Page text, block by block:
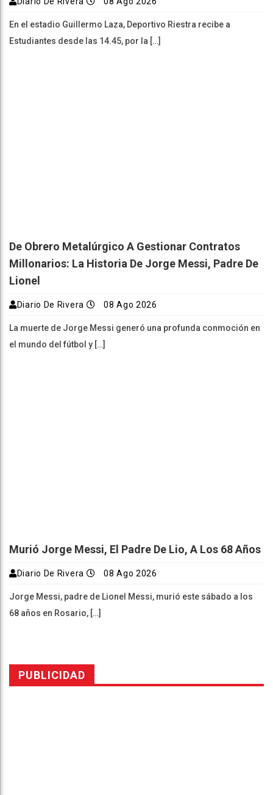
En el estadio Guillermo Laza, Deportivo Riestra recibe a
Estudiantes desde las 14.45, por la […]
De Obrero Metalúrgico A Gestionar Contratos
Millonarios: La Historia De Jorge Messi, Padre De
Lionel
Diario De Rivera 08 Ago 2026
La muerte de Jorge Messi generó una profunda conmoción en
el mundo del fútbol y […]
Murió Jorge Messi, El Padre De Lio, A Los 68 Años
Diario De Rivera 08 Ago 2026
Jorge Messi, padre de Lionel Messi, murió este sábado a los
68 años en Rosario, […]
PUBLICIDAD